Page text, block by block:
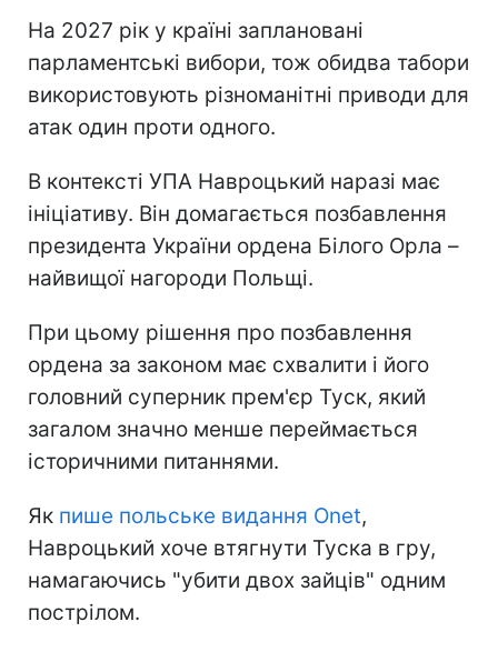
На 2027 рік у країні заплановані
парламентські вибори, тож обидва табори
використовують різноманітні приводи для
атак один проти одного.
В контексті УПА Навроцький наразі має
ініціативу. Він домагається позбавлення
президента України ордена Білого Орла –
найвищої нагороди Польщі.
При цьому рішення про позбавлення
ордена за законом має схвалити і його
головний суперник прем'єр Туск, який
загалом значно менше переймається
історичними питаннями.
Як пише польське видання Onet,
Навроцький хоче втягнути Туска в гру,
намагаючись "убити двох зайців" одним
пострілом.